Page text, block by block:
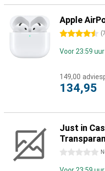
Apple
4.5 sterren (
Voor 23:59
149,00
134,95
Just in
0 sterren